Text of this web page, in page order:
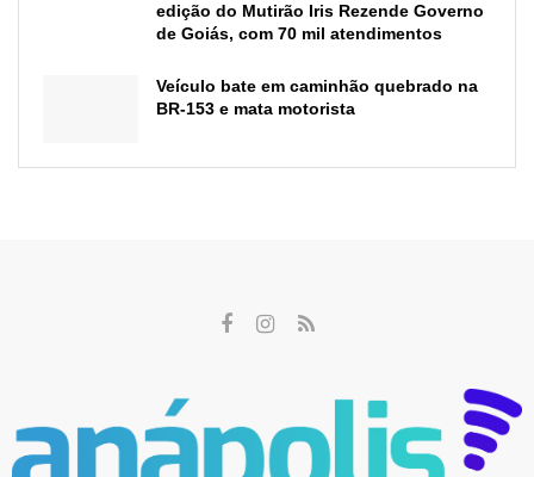
edição do Mutirão Iris Rezende Governo
de Goiás, com 70 mil atendimentos
Veículo bate em caminhão quebrado na
BR-153 e mata motorista